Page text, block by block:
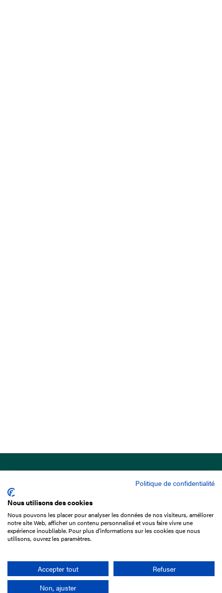
15 Boulevard de Douaumont
75017 Paris
01 49 10 20 29
Rechercher
Politique de confidentialité
Nous utilisons des cookies
Nous pouvons les placer pour analyser les données de nos visiteurs, améliorer
notre site Web, afficher un contenu personnalisé et vous faire vivre une
expérience inoubliable. Pour plus d'informations sur les cookies que nous
utilisons, ouvrez les paramètres.
Accepter tout
Refuser
Non, ajuster